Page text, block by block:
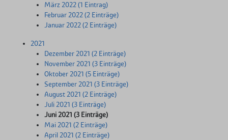
März 2022 (1 Eintrag)
Februar 2022 (2 Einträge)
Januar 2022 (2 Einträge)
2021
Dezember 2021 (2 Einträge)
November 2021 (3 Einträge)
Oktober 2021 (5 Einträge)
September 2021 (3 Einträge)
August 2021 (2 Einträge)
Juli 2021 (3 Einträge)
Juni 2021 (3 Einträge)
Mai 2021 (2 Einträge)
April 2021 (2 Einträge)